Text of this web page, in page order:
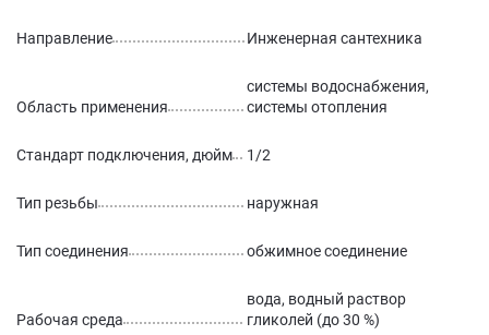
Направление Инженерная сантехника
Область применения
системы водоснабжения,
системы отопления
Стандарт подключения, дюйм 1/2
Тип резьбы наружная
Тип соединения обжимное соединение
Рабочая среда
вода, водный раствор
гликолей (до 30 %)